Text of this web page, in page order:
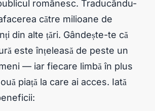
românesc. Traducându-
către milioane de
din alte țări. Gândește-te că
este înțeleasă de peste un
— iar fiecare limbă în plus
piață la care ai acces. Iată